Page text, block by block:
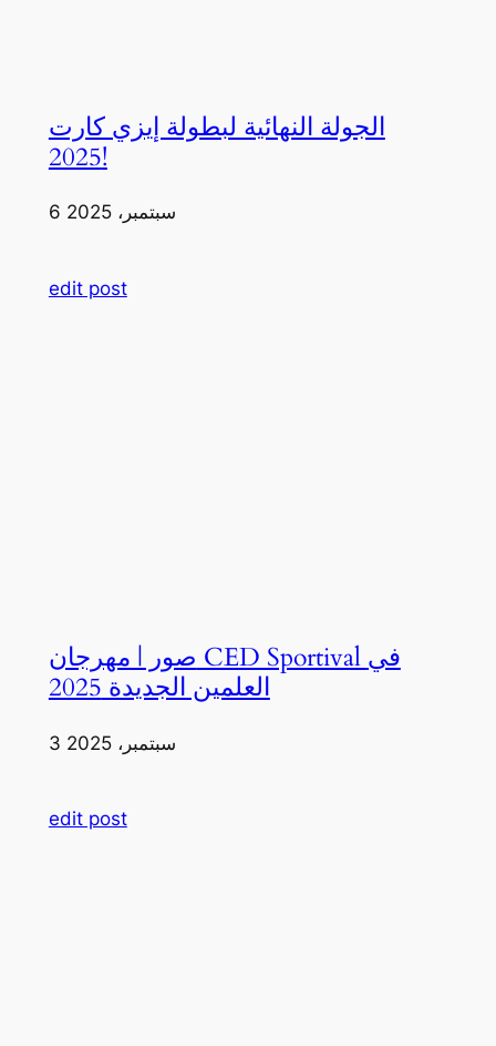
الجولة النهائية لبطولة إيزي كارت
2025!
6 سبتمبر، 2025
edit post
صور | مهرجان CED Sportival في
العلمين الجديدة 2025
3 سبتمبر، 2025
edit post